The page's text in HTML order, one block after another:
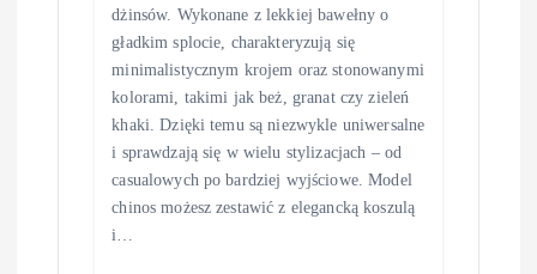
dżinsów. Wykonane z lekkiej bawełny o
gładkim splocie, charakteryzują się
minimalistycznym krojem oraz stonowanymi
kolorami, takimi jak beż, granat czy zieleń
khaki. Dzięki temu są niezwykle uniwersalne
i sprawdzają się w wielu stylizacjach – od
casualowych po bardziej wyjściowe. Model
chinos możesz zestawić z elegancką koszulą
i…